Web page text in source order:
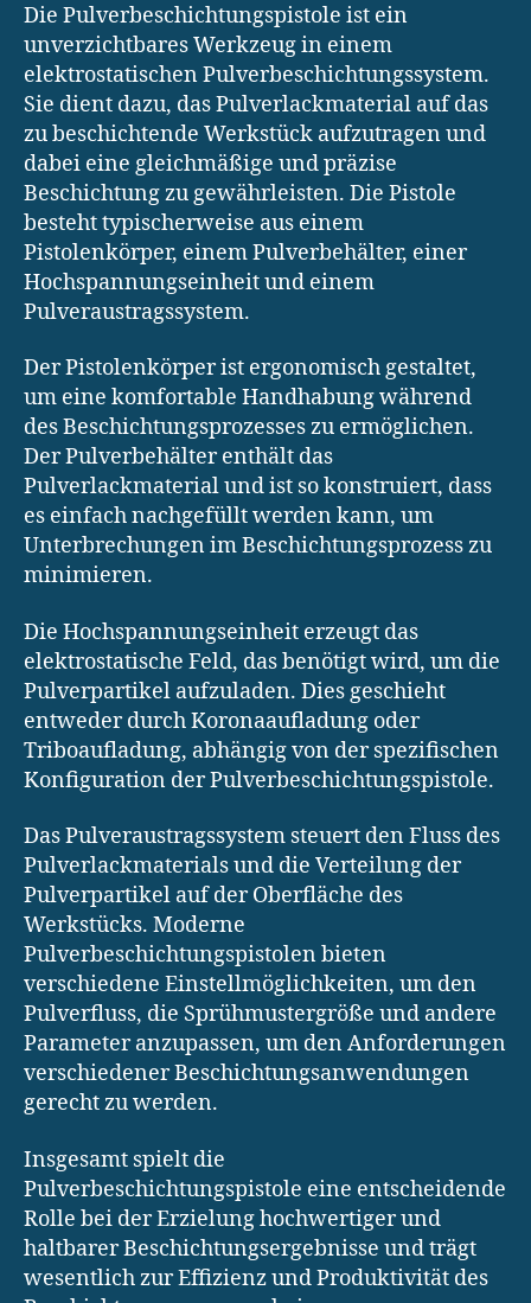
Die Pulverbeschichtungspistole ist ein
unverzichtbares Werkzeug in einem
elektrostatischen Pulverbeschichtungssystem.
Sie dient dazu, das Pulverlackmaterial auf das
zu beschichtende Werkstück aufzutragen und
dabei eine gleichmäßige und präzise
Beschichtung zu gewährleisten. Die Pistole
besteht typischerweise aus einem
Pistolenkörper, einem Pulverbehälter, einer
Hochspannungseinheit und einem
Pulveraustragssystem.
Der Pistolenkörper ist ergonomisch gestaltet,
um eine komfortable Handhabung während
des Beschichtungsprozesses zu ermöglichen.
Der Pulverbehälter enthält das
Pulverlackmaterial und ist so konstruiert, dass
es einfach nachgefüllt werden kann, um
Unterbrechungen im Beschichtungsprozess zu
minimieren.
Die Hochspannungseinheit erzeugt das
elektrostatische Feld, das benötigt wird, um die
Pulverpartikel aufzuladen. Dies geschieht
entweder durch Koronaaufladung oder
Triboaufladung, abhängig von der spezifischen
Konfiguration der Pulverbeschichtungspistole.
Das Pulveraustragssystem steuert den Fluss des
Pulverlackmaterials und die Verteilung der
Pulverpartikel auf der Oberfläche des
Werkstücks. Moderne
Pulverbeschichtungspistolen bieten
verschiedene Einstellmöglichkeiten, um den
Pulverfluss, die Sprühmustergröße und andere
Parameter anzupassen, um den Anforderungen
verschiedener Beschichtungsanwendungen
gerecht zu werden.
Insgesamt spielt die
Pulverbeschichtungspistole eine entscheidende
Rolle bei der Erzielung hochwertiger und
haltbarer Beschichtungsergebnisse und trägt
wesentlich zur Effizienz und Produktivität des